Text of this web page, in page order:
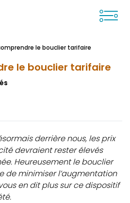
le bouclier tarifaire
le bouclier tarifaire
derrière nous, les prix
devraient rester élevés
Heureusement le bouclier
de minimiser l’augmentation
en dit plus sur ce dispositif